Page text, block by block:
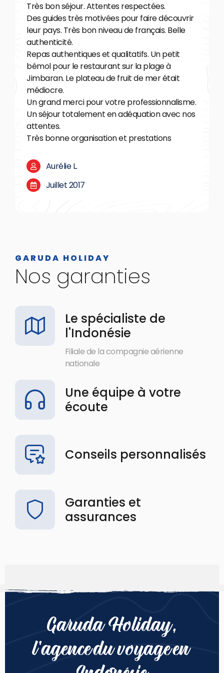
Très bon séjour. Attentes respectées.
Des guides très motivées pour faire découvrir
leur pays. Très bon niveau de français. Belle
authenticité.
Repas authentiques et qualitatifs. Un petit
bémol pour le restaurant sur la plage à
Jimbaran. Le plateau de fruit de mer était
médiocre.
Un grand merci pour votre professionnalisme.
Un séjour totalement en adéquation avec nos
attentes.
Très bonne organisation et prestations
Aurélie L.
Juillet 2017
GARUDA HOLIDAY
Nos garanties
Le spécialiste de
l'Indonésie
Filiale de la compagnie aérienne
nationale
Une équipe à votre
écoute
Conseils personnalisés
Garanties et
assurances
Garuda Holiday,
l’agence du voyage en